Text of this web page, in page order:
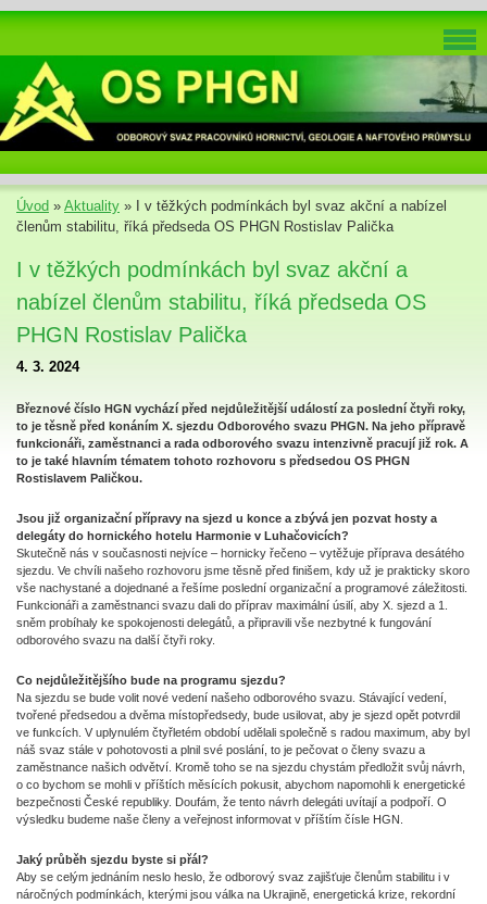
Úvod » Aktuality »
I v těžkých podmínkách byl svaz akční a nabízel
členům stabilitu, říká předseda OS PHGN Rostislav Palička
I v těžkých podmínkách byl svaz akční a
nabízel členům stabilitu, říká předseda OS
PHGN Rostislav Palička
4. 3. 2024
Březnové číslo HGN vychází před nejdůležitější událostí za poslední čtyři roky,
to je těsně před konáním X. sjezdu Odborového svazu PHGN. Na jeho přípravě
funkcionáři, zaměstnanci a rada odborového svazu intenzivně pracují již rok. A
to je také hlavním tématem tohoto rozhovoru s předsedou OS PHGN
Rostislavem Paličkou.
Jsou již organizační přípravy na sjezd u konce a zbývá jen pozvat hosty a
delegáty do hornického hotelu Harmonie v Luhačovicích?
Skutečně nás v současnosti nejvíce – hornicky řečeno – vytěžuje příprava desátého
sjezdu. Ve chvíli našeho rozhovoru jsme těsně před finišem, kdy už je prakticky skoro
vše nachystané a dojednané a řešíme poslední organizační a programové záležitosti.
Funkcionáři a zaměstnanci svazu dali do příprav maximální úsilí, aby X. sjezd a 1.
sněm probíhaly ke spokojenosti delegátů, a připravili vše nezbytné k fungování
odborového svazu na další čtyři roky.
Co nejdůležitějšího bude na programu sjezdu?
Na sjezdu se bude volit nové vedení našeho odborového svazu. Stávající vedení,
tvořené předsedou a dvěma místopředsedy, bude usilovat, aby je sjezd opět potvrdil
ve funkcích. V uplynulém čtyřletém období udělali společně s radou maximum, aby byl
náš svaz stále v pohotovosti a plnil své poslání, to je pečovat o členy svazu a
zaměstnance našich odvětví. Kromě toho se na sjezdu chystám předložit svůj návrh,
o co bychom se mohli v příštích měsících pokusit, abychom napomohli k energetické
bezpečnosti České republiky. Doufám, že tento návrh delegáti uvítají a podpoří. O
výsledku budeme naše členy a veřejnost informovat v příštím čísle HGN.
Jaký průběh sjezdu byste si přál?
Aby se celým jednáním neslo heslo, že odborový svaz zajišťuje členům stabilitu i v
náročných podmínkách, kterými jsou válka na Ukrajině, energetická krize, rekordní